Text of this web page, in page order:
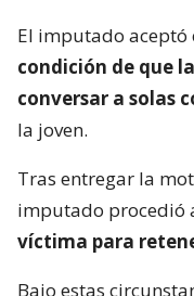
El imputado aceptó
condición de que
conversar a solas
la joven.
Tras entregar la
imputado procedió
víctima para
Bajo estas